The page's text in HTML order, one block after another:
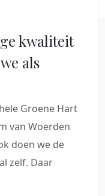
kwaliteit
als
Groene Hart
van Woerden
doen we de
zelf. Daar